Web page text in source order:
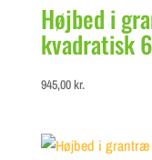
Højbed i
kvadratisk
945,00kr.